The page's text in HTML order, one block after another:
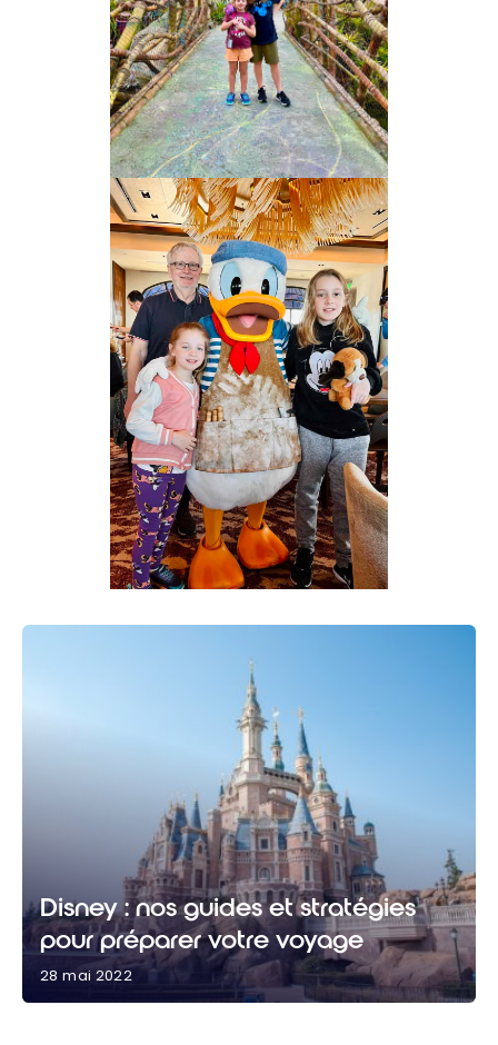
Disney : nos guides et stratégies
pour préparer votre voyage
28 mai 2022